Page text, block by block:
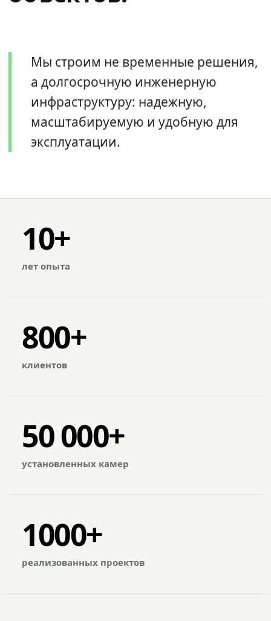
Мы строим не временные решения,
а долгосрочную инженерную
инфраструктуру: надежную,
масштабируемую и удобную для
эксплуатации.
10+
лет опыта
800+
клиентов
50 000+
установленных камер
1000+
реализованных проектов